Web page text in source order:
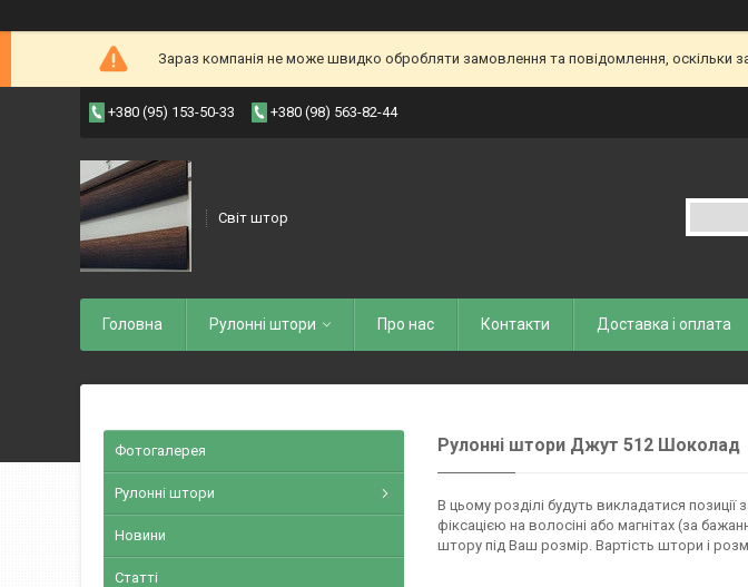
Зараз компанія не може швидко обробляти замовлення та повідомлення, оскільки
+380 (95) 153-50-33 +380 (98) 563-82-44
Світ штор
Головна Рулоннi штори Про нас Контакти Доставка і оплата
Рулонні штори Джут 512 Шоколад
В цьому розділі будуть викладатися
фіксацією на волосіні або магнітах (за
штору під Ваш розмір. Вартість штори і
Фотогалерея
Рулонні штори
Новини
Статті